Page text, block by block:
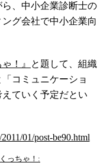
、中小企業診断士の
グ会社で中小企業向
！』
と題して、組織
コミュニケーショ
ていく予定だとい
っちゃ！: